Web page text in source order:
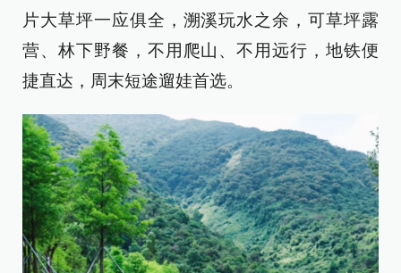
片大草坪一应俱全，溯溪玩水之余，可草坪露
营、林下野餐，不用爬山、不用远行，地铁便
捷直达，周末短途遛娃首选。